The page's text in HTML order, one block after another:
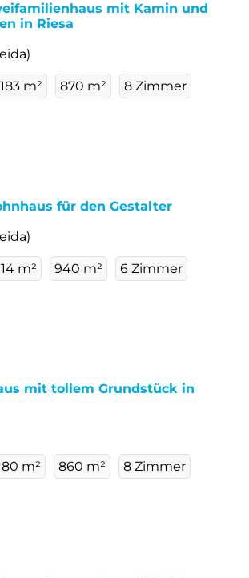
mit Kamin und
in Riesa
183 m² 870 m² 8 Zimmer
für den Gestalter
m² 940 m² 6 Zimmer
mit tollem Grundstück in
m² 860 m² 8 Zimmer